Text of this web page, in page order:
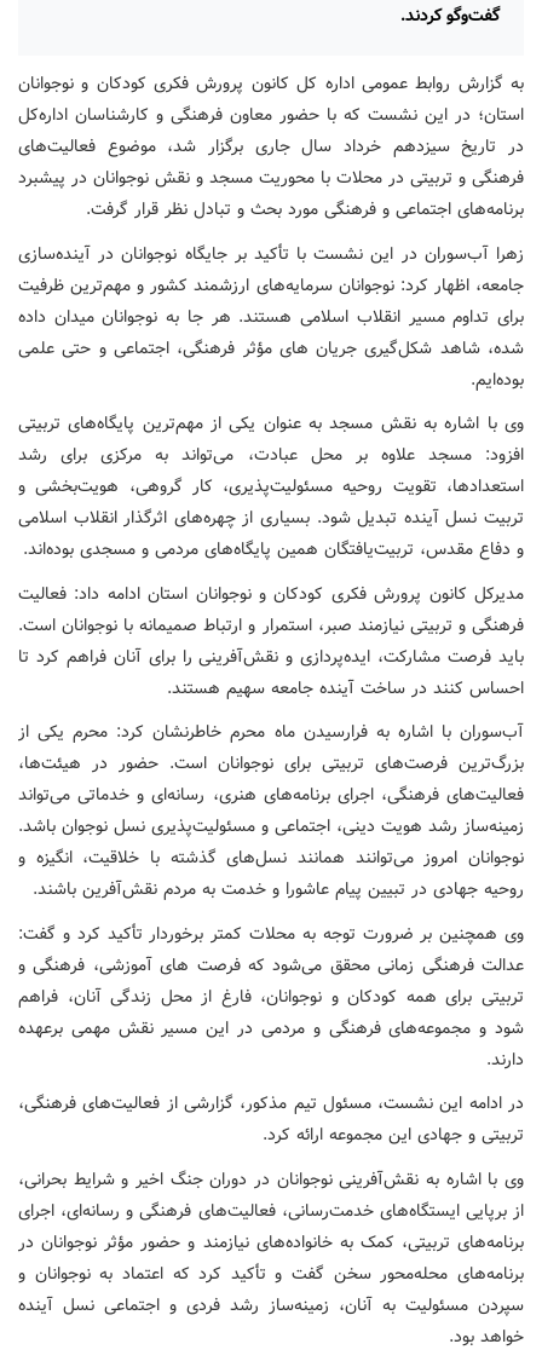
گفت‌وگو کردند.
به گزارش روابط عمومی اداره کل کانون پرورش فکری کودکان و نوجوانان
استان؛ در این نشست که با حضور معاون فرهنگی و کارشناسان اداره‌کل
در تاریخ سیزدهم خرداد سال جاری برگزار شد، موضوع فعالیت‌های
فرهنگی و تربیتی در محلات با محوریت مسجد و نقش نوجوانان در پیشبرد
برنامه‌های اجتماعی و فرهنگی مورد بحث و تبادل نظر قرار گرفت.
زهرا آب‌سوران در این نشست با تأکید بر جایگاه نوجوانان در آینده‌سازی
جامعه، اظهار کرد: نوجوانان سرمایه‌های ارزشمند کشور و مهم‌ترین ظرفیت
برای تداوم مسیر انقلاب اسلامی هستند. هر جا به نوجوانان میدان داده
شده، شاهد شکل‌گیری جریان‌ های مؤثر فرهنگی، اجتماعی و حتی علمی
بوده‌ایم.
وی با اشاره به نقش مسجد به عنوان یکی از مهم‌ترین پایگاه‌های تربیتی
افزود: مسجد علاوه بر محل عبادت، می‌تواند به مرکزی برای رشد
استعدادها، تقویت روحیه مسئولیت‌پذیری، کار گروهی، هویت‌بخشی و
تربیت نسل آینده تبدیل شود. بسیاری از چهره‌های اثرگذار انقلاب اسلامی
و دفاع مقدس، تربیت‌یافتگان همین پایگاه‌های مردمی و مسجدی بوده‌اند.
مدیرکل کانون پرورش فکری کودکان و نوجوانان استان ادامه داد: فعالیت
فرهنگی و تربیتی نیازمند صبر، استمرار و ارتباط صمیمانه با نوجوانان است.
باید فرصت مشارکت، ایده‌پردازی و نقش‌آفرینی را برای آنان فراهم کرد تا
احساس کنند در ساخت آینده جامعه سهیم هستند.
آب‌سوران با اشاره به فرارسیدن ماه محرم خاطرنشان کرد: محرم یکی از
بزرگ‌ترین فرصت‌های تربیتی برای نوجوانان است. حضور در هیئت‌ها،
فعالیت‌های فرهنگی، اجرای برنامه‌های هنری، رسانه‌ای و خدماتی می‌تواند
زمینه‌ساز رشد هویت دینی، اجتماعی و مسئولیت‌پذیری نسل نوجوان باشد.
نوجوانان امروز می‌توانند همانند نسل‌های گذشته با خلاقیت، انگیزه و
روحیه جهادی در تبیین پیام عاشورا و خدمت به مردم نقش‌آفرین باشند.
وی همچنین بر ضرورت توجه به محلات کمتر برخوردار تأکید کرد و گفت:
عدالت فرهنگی زمانی محقق می‌شود که فرصت‌ های آموزشی، فرهنگی و
تربیتی برای همه کودکان و نوجوانان، فارغ از محل زندگی آنان، فراهم
شود و مجموعه‌های فرهنگی و مردمی در این مسیر نقش مهمی برعهده
دارند.
در ادامه این نشست، مسئول تیم مذکور، گزارشی از فعالیت‌های فرهنگی،
تربیتی و جهادی این مجموعه ارائه کرد.
وی با اشاره به نقش‌آفرینی نوجوانان در دوران جنگ اخیر و شرایط بحرانی،
از برپایی ایستگاه‌های خدمت‌رسانی، فعالیت‌های فرهنگی و رسانه‌ای، اجرای
برنامه‌های تربیتی، کمک به خانواده‌های نیازمند و حضور مؤثر نوجوانان در
برنامه‌های محله‌محور سخن گفت و تأکید کرد که اعتماد به نوجوانان و
سپردن مسئولیت به آنان، زمینه‌ساز رشد فردی و اجتماعی نسل آینده
خواهد بود.